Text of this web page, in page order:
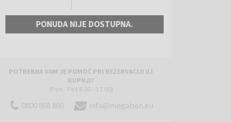
PONUDA NIJE DOSTUPNA.
POTREBNA VAM JE POMOĆ PRI REZERVACIJI ILI
KUPNJI?
(Pon - Pet 8.00 - 17.00)
0800 868 860 info@megabon.eu